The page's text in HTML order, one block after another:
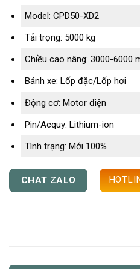
Model: CPD50-XD2
Tải trọng: 5000 kg
Chiều cao nâng: 3000-6000
Bánh xe: Lốp đặc/Lốp hơi
Động cơ: Motor điện
Pin/Acquy: Lithium-ion
Tình trạng: Mới 100%
CHAT ZALO